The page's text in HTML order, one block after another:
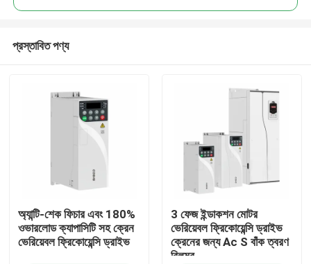
বাড়ি
প্রস্তাবিত পণ্য
অ্যান্টি-শেক ফিচার এবং 180%
ওভারলোড ক্যাপাসিটি সহ ক্রেন
ভেরিয়েবল ফ্রিকোয়েন্সি ড্রাইভ
3 ফেজ ইন্ডাকশন মোটর
ভেরিয়েবল ফ্রিকোয়েন্সি ড্রাইভ
ক্রেনের জন্য Ac S বাঁক ত্বরণ
বিলম্ব